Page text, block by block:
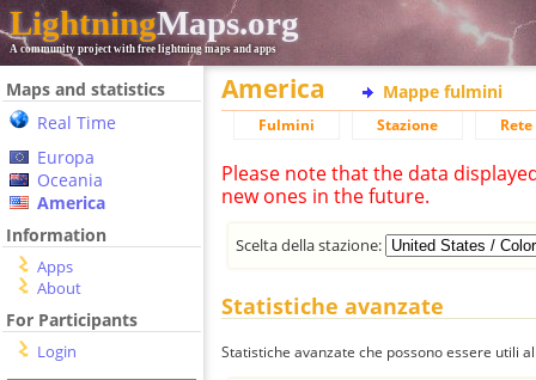
LightningMaps.org
A community project with free lightning maps and apps
Maps and statistics
Real Time
Europa
Oceania
America
Information
Apps
About
For Participants
Login
America Mappe fulmini
Fulmini Stazione
Please note that the data
new ones in the future.
Scelta della stazione:
Statistiche avanzate
Statistiche avanzate che possono essere utili